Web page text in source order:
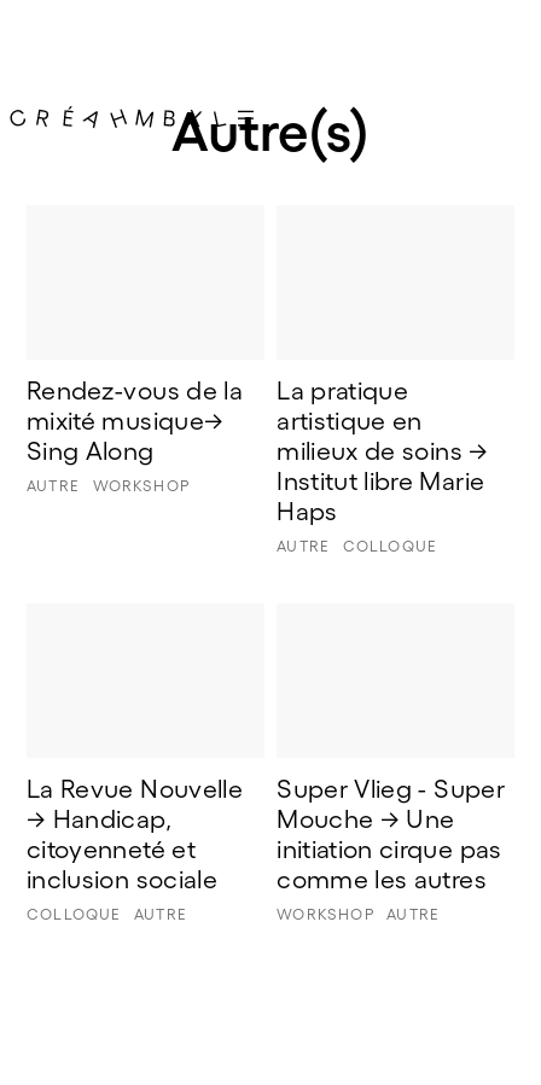
Autre(s)
Rendez-vous de la
mixité musique→
Sing Along
AUTRE WORKSHOP
La pratique
artistique en
milieux de soins →
Institut libre Marie
Haps
AUTRE COLLOQUE
La Revue Nouvelle
→ Handicap,
citoyenneté et
inclusion sociale
COLLOQUE AUTRE
Super Vlieg - Super
Mouche → Une
initiation cirque pas
comme les autres
WORKSHOP AUTRE